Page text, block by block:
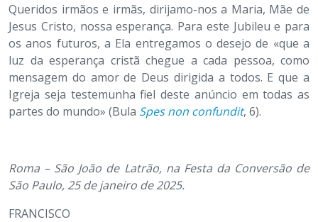
Queridos irmãos e irmãs, dirijamo-nos a Maria, Mãe de
Jesus Cristo, nossa esperança. Para este Jubileu e para
os anos futuros, a Ela entregamos o desejo de «que a
luz da esperança cristã chegue a cada pessoa, como
mensagem do amor de Deus dirigida a todos. E que a
Igreja seja testemunha fiel deste anúncio em todas as
partes do mundo» (Bula Spes non confundit, 6).
Roma – São João de Latrão, na Festa da Conversão de
São Paulo, 25 de janeiro de 2025.
FRANCISCO